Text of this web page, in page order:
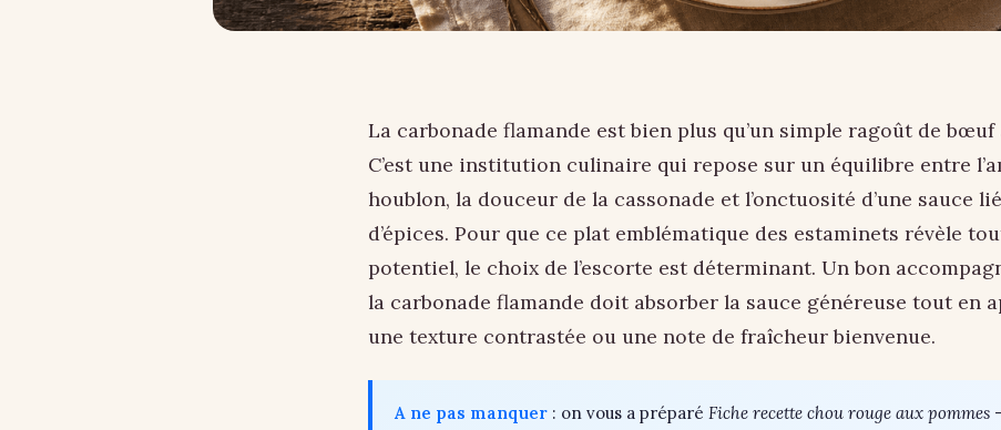
La carbonade flamande est bien plus qu’un simple ragoût de bœuf
C’est une institution culinaire qui repose sur un équilibre entre
houblon, la douceur de la cassonade et l’onctuosité d’une sauce
d’épices. Pour que ce plat emblématique des estaminets révèle
potentiel, le choix de l’escorte est déterminant. Un bon
la carbonade flamande doit absorber la sauce généreuse tout en
une texture contrastée ou une note de fraîcheur bienvenue.
A ne pas manquer : on vous a préparé Fiche recette chou rouge aux pommes